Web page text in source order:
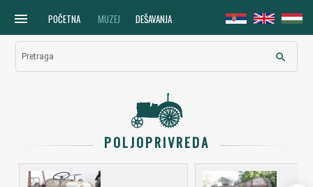
menu POČETNA MUZEJ DEŠAVANJA
Pretraga search
POLJOPRIVREDA